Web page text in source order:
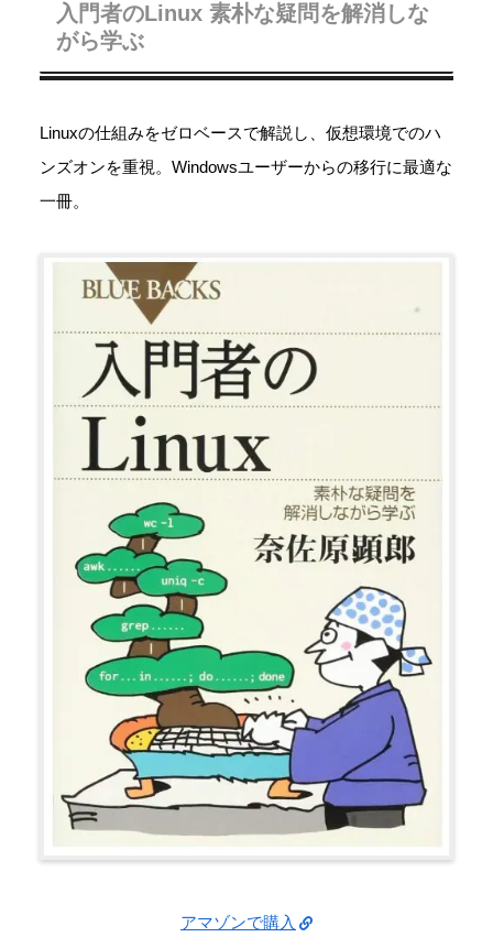
入門者のLinux 素朴な疑問を解消しな
がら学ぶ
Linuxの仕組みをゼロベースで解説し、仮想環境でのハ
ンズオンを重視。Windowsユーザーからの移行に最適な
一冊。
アマゾンで購入